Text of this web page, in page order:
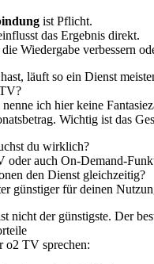
ist Pflicht.
das Ergebnis direkt.
Wiedergabe verbessern
läuft so ein Dienst
nenne ich hier keine
Wichtig ist das
du wirklich?
auch On-Demand-
den Dienst gleichzeitig?
günstiger für deinen
nicht der günstigste. Der
o2 TV sprechen: